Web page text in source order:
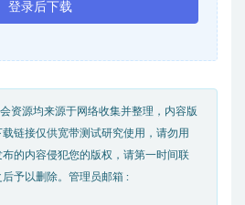
登录后下载
资源均来源于网络收集并整理，内容版
链接仅供宽带测试研究使用，请勿用
的内容侵犯您的版权，请第一时间联
予以删除。管理员邮箱 :